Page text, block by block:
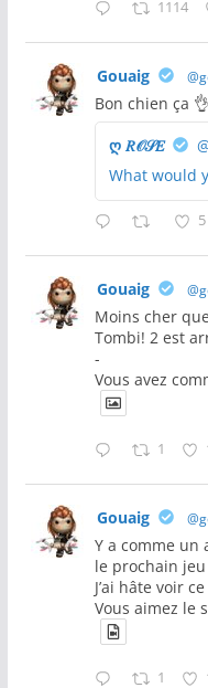
1114
Gouaig
Bon chien ça 👌
ღ 𝑅𝒪𝒮𝐸
What would
5
Gouaig
Moins cher
Tombi! 2 est
-
Vous avez
1
Gouaig
Y a comme un
le prochain jeu
J’ai hâte voir
Vous aimez le
1